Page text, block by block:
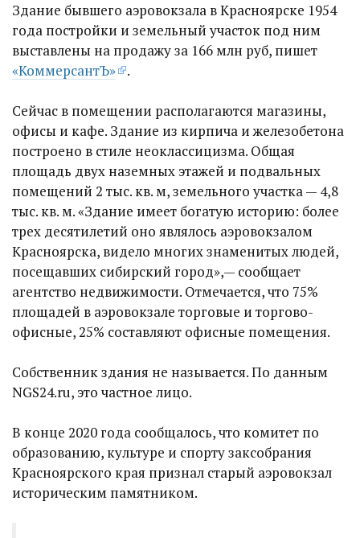
Здание бывшего аэровокзала в Красноярске 1954
года постройки и земельный участок под ним
выставлены на продажу за 166 млн руб, пишет
«КоммерсантЪ»
.
Сейчас в помещении располагаются магазины,
офисы и кафе. Здание из кирпича и железобетона
построено в стиле неоклассицизма. Общая
площадь двух наземных этажей и подвальных
помещений 2 тыс. кв. м, земельного участка — 4,8
тыс. кв. м. «Здание имеет богатую историю: более
трех десятилетий оно являлось аэровокзалом
Красноярска, видело многих знаменитых людей,
посещавших сибирский город»,— сообщает
агентство недвижимости. Отмечается, что 75%
площадей в аэровокзале торговые и торгово-
офисные, 25% составляют офисные помещения.
Собственник здания не называется. По данным
NGS24.ru, это частное лицо.
В конце 2020 года сообщалось, что комитет по
образованию, культуре и спорту заксобрания
Красноярского края признал старый аэровокзал
историческим памятником.